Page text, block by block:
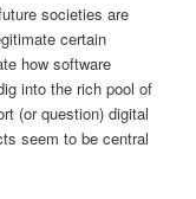
societies are
certain
how software
into the rich pool of
(or question) digital
seem to be central